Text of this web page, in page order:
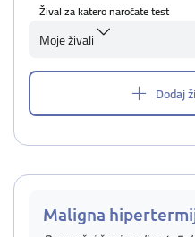
Žival za katero naročate test
Moje živali
Dodaj
Maligna